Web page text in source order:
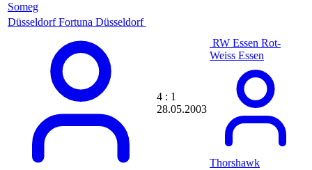
d0nCarlos
D0nK1k0Ng
D3r_Green
D@ni
DA1
Dabbelju06
DaddelB
DalaiLama
dalpi_no1
Dami
Dane
Someg
Düsseldorf Fortuna Düsseldorf
4 : 1
28.05.2003
RW Essen Rot-
Weiss Essen
Thorshawk